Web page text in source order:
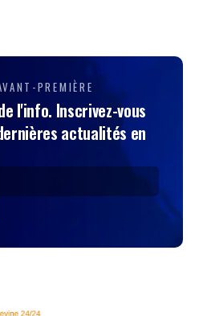
PREMIÈRE
l'info. Inscrivez-vous
actualités en